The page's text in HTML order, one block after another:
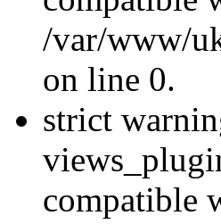
/var/www/
on line 0.
strict
compatible